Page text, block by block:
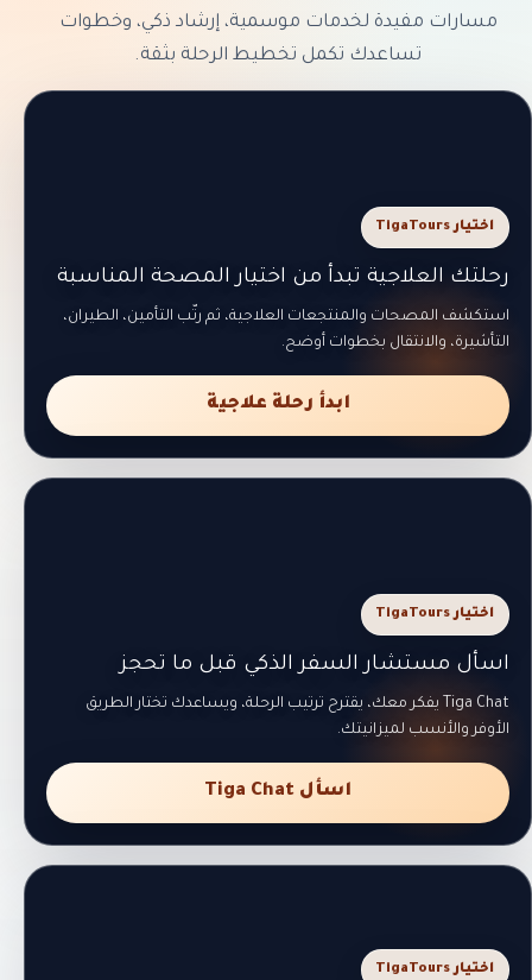
مسارات مفيدة لخدمات موسمية، إرشاد ذكي، وخطوات
تساعدك تكمل تخطيط الرحلة بثقة.
اختيار TigaTours
رحلتك العلاجية تبدأ من اختيار المصحة المناسبة
استكشف المصحات والمنتجعات العلاجية، ثم رتّب التأمين، الطيران،
التأشيرة، والانتقال بخطوات أوضح.
ابدأ رحلة علاجية
اختيار TigaTours
اسأل مستشار السفر الذكي قبل ما تحجز
Tiga Chat يفكر معك، يقترح ترتيب الرحلة، ويساعدك تختار الطريق
الأوفر والأنسب لميزانيتك.
اسأل Tiga Chat
اختيار TigaTours